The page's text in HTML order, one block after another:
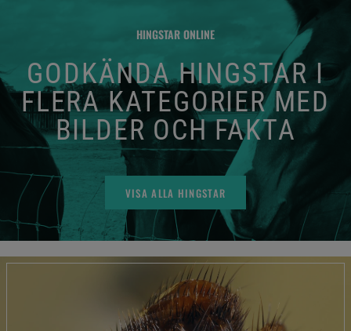
HINGSTAR ONLINE
GODKÄNDA HINGSTAR I
FLERA KATEGORIER MED
BILDER OCH FAKTA
VISA ALLA HINGSTAR